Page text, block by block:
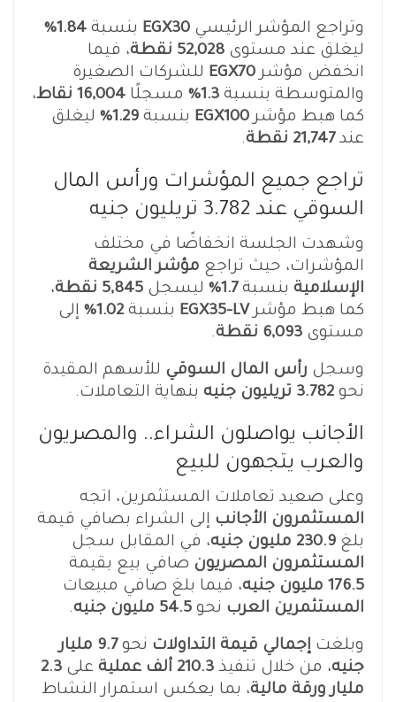
وتراجع المؤشر الرئيسي EGX30 بنسبة 1.84%
ليغلق عند مستوى 52,028 نقطة
، فيما
انخفض مؤشر EGX70 للشركات الصغيرة
والمتوسطة بنسبة 1.3% مسجلًا 16,004 نقاط
،
كما هبط مؤشر EGX100 بنسبة 1.29%
ليغلق
عند21,747 نقطة .
تراجع جميع المؤشرات ورأس المال
السوقي عند 3.782 تريليون جنيه
وشهدت الجلسة انخفاضًا في مختلف
المؤشرات، حيث تراجع مؤشر الشريعة
الإسلامية بنسبة1.7% ليسجل 5,845 نقطة
،
كما هبط مؤشر EGX35-LV بنسبة 1.02%
إلى
مستوى 6,093 نقطة .
وسجل رأس المال السوقي للأسهم المقيدة
نحو 3.782 تريليون جنيه بنهاية التعاملات.
الأجانب يواصلون الشراء.. والمصريون
والعرب يتجهون للبيع
وعلى صعيد تعاملات المستثمرين، اتجه
المستثمرون الأجانب إلى الشراء بصافي قيمة
بلغ 230.9 مليون جنيه
، في المقابل سجل
المستثمرون المصريون صافي بيع بقيمة
176.5 مليون جنيه
، فيما بلغ صافي مبيعات
المستثمرين العرب نحو 54.5 مليون جنيه .
وبلغت إجمالي قيمة التداولات نحو
9.7 مليار
جنيه، من خلال تنفيذ 210.3 ألف عملية على 2.3
مليار ورقة مالية، بما يعكس استمرار النشاط